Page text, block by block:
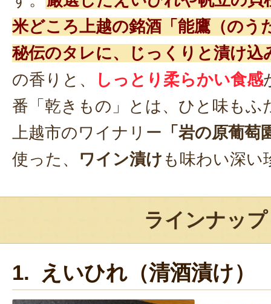
米どころ上越の銘酒「能鷹（のう
秘伝のタレに、じっくりと漬け込
の香りと、
しっとり柔らかい食感
番「乾きもの」とは、ひと味もふ
上越市のワイナリー 「岩の原葡
使った、 ワイン漬け も味わい深い
ラインナップ
1. えいひれ（清酒漬け）